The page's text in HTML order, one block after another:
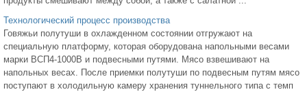
Технологический процесс производства
Говяжьи полутуши в охлажденном состоянии отгружают на
специальную платформу, которая оборудована напольными весами
марки ВСП4-1000В и подвесными путями. Мясо взвешивают на
напольных весах. После приемки полутуши по подвесным путям мясо
поступают в холодильную камеру хранения туннельного типа с темп